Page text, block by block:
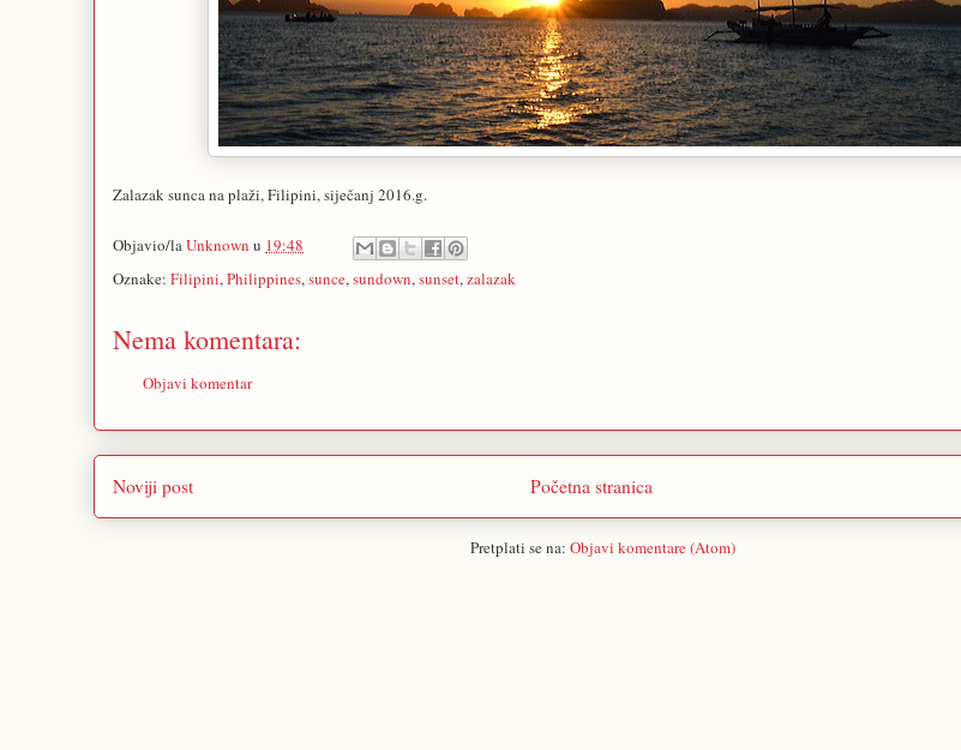
Zalazak sunca na plaži, Filipini, siječanj 2016.g.
Objavio/laUnknown u 19:48
Oznake: Filipini,Philippines,sunce,sundown,sunset,zalazak
Nema komentara:
Objavi komentar
Noviji post Početna stranica
Pretplati se na: Objavi komentare (Atom)